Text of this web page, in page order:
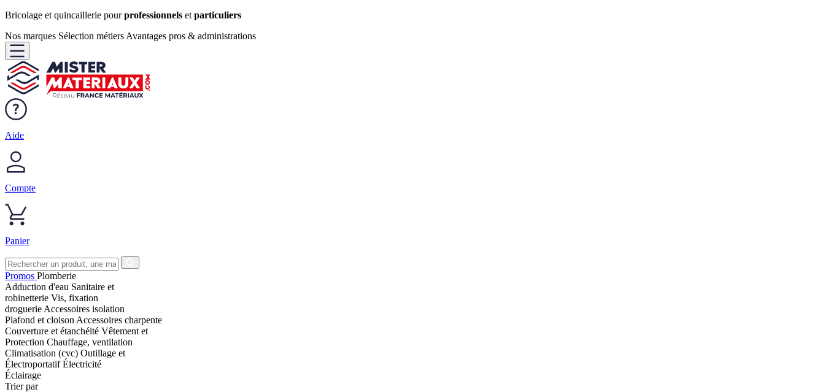
Bricolage et quincaillerie pourprofessionnels et particuliers
Nos marques Sélection métiers Avantages pros & administrations
Aide
Compte
Panier
Promos Plomberie
Adduction d'eau Sanitaire et
robinetterie Vis, fixation
droguerie Accessoires isolation
Plafond et cloison Accessoires charpente
Couverture et étanchéité Vêtement et
Protection Chauffage, ventilation
Climatisation (cvc) Outillage et
ÉlectroportatifÉlectricité
Éclairage
Trier par